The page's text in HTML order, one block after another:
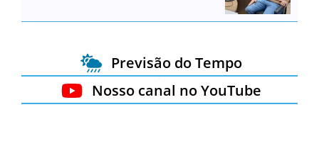
Previsão do Tempo
Nosso canal no YouTube